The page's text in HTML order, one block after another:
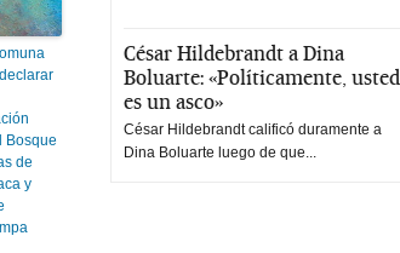
Bosque
de
y
César Hildebrandt a Dina
Boluarte: «Políticamente, usted
es un asco»
César Hildebrandt calificó duramente a
Dina Boluarte luego de que...